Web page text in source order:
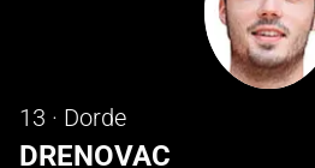
13 · Dorde
DRENOVAC